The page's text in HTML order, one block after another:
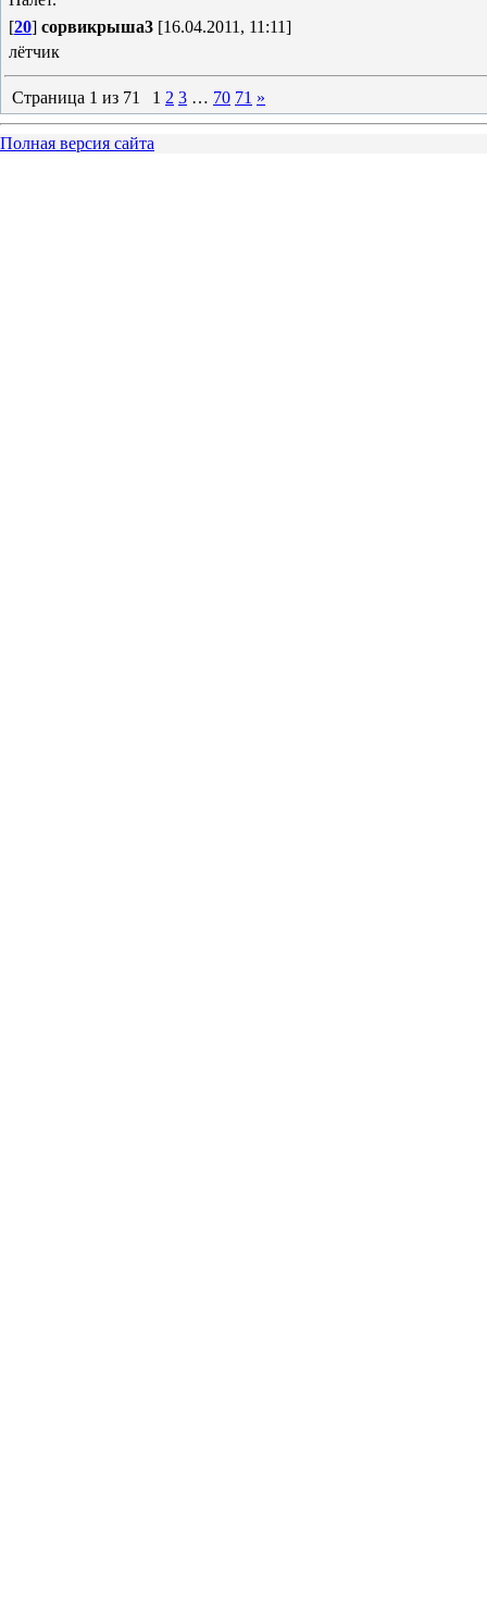
[20] сорвикрыша3 [16.04.2011, 11:11]
лётчик
Страница 1 из 71 1 2 3 … 70 71 »
Полная версия сайта